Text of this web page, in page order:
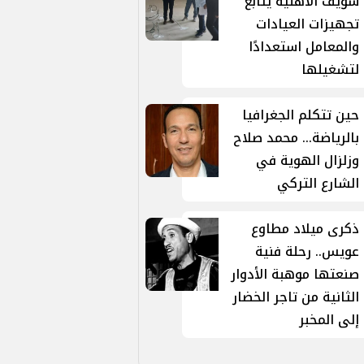
تجهيزات العيادات
والمعامل استعدادًا
لتشغيلها
حين تتكلم الجغرافيا
بالرياضة... محمد صلاح
وزلزال الهوية في
الشارع التركي
ذكرى ميلاد مطاوع
عويس.. رحلة فنية
صنعتها موهبة الأدوار
الثانية من تاجر الخضار
إلى المخبر